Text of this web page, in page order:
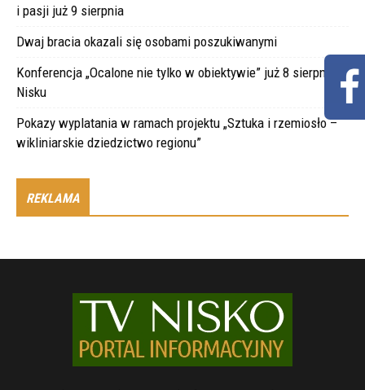
i pasji już 9 sierpnia
Dwaj bracia okazali się osobami poszukiwanymi
Konferencja „Ocalone nie tylko w obiektywie” już 8 sierpnia w
Nisku
Pokazy wyplatania w ramach projektu „Sztuka i rzemiosło –
wikliniarskie dziedzictwo regionu”
REKLAMA